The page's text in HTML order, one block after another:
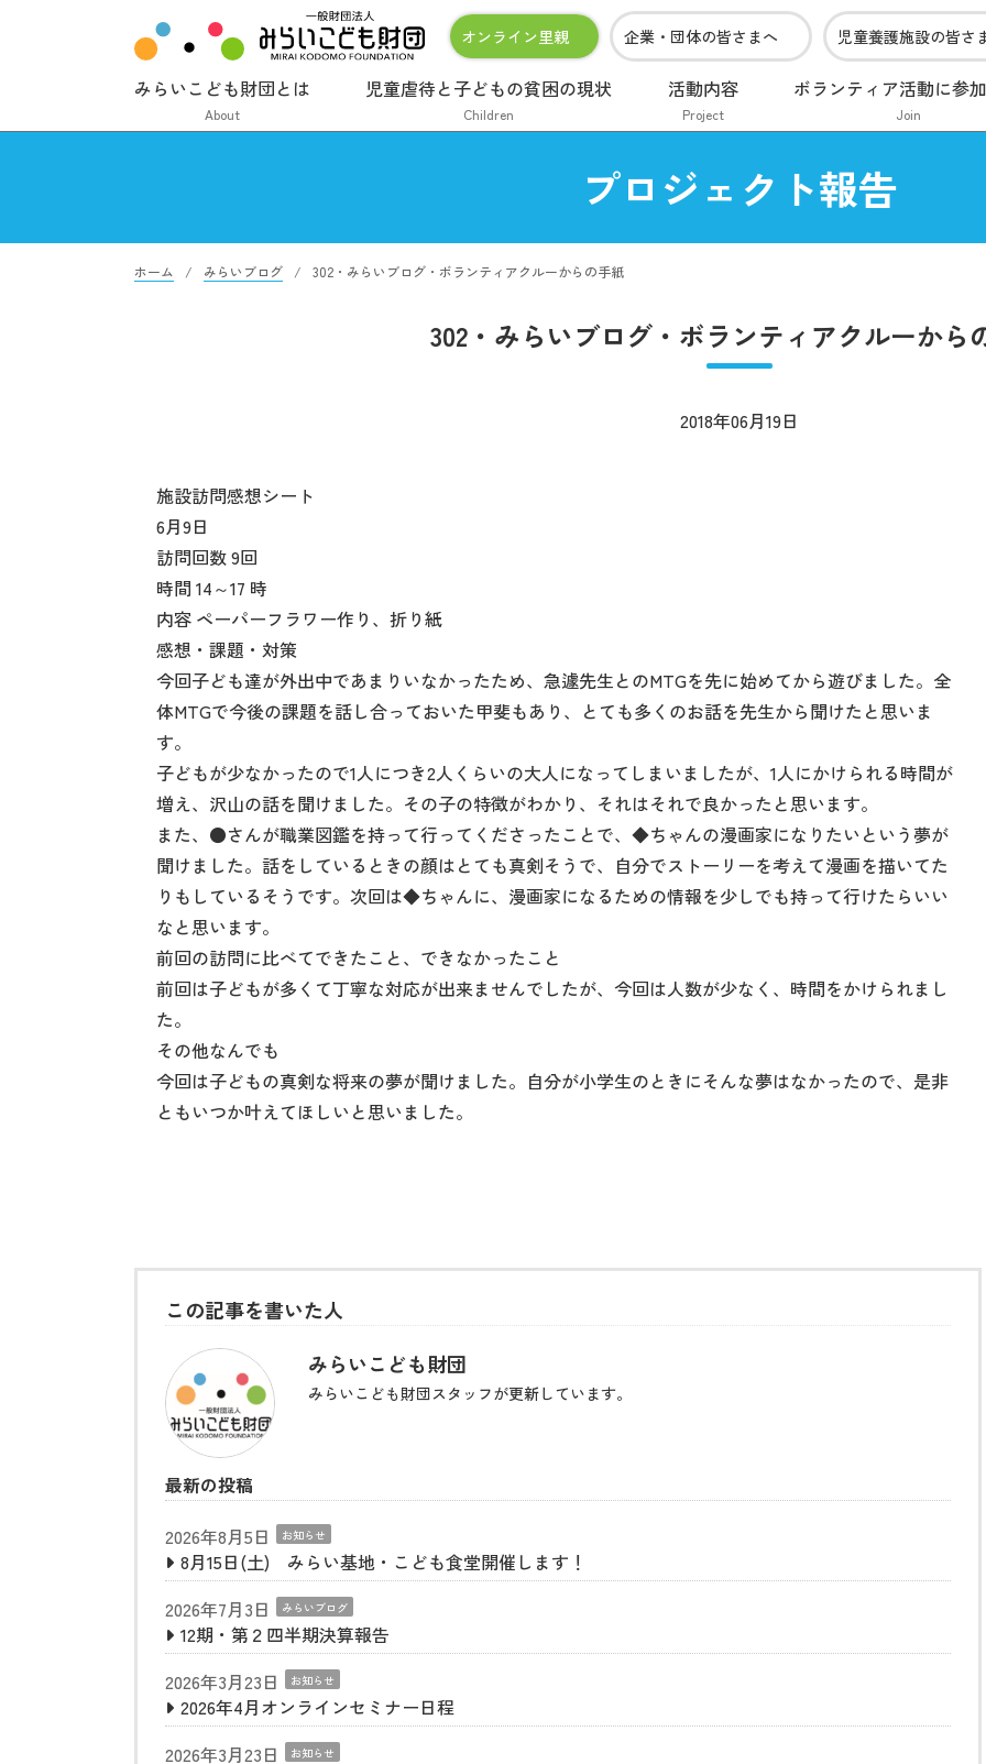
オンライン里親 企業・団体の皆さまへ 児童養護施設の皆さ
みらいこども財団とは
About
児童虐待と子どもの貧困の現状
Children
活動内容
Project
ボランティア活動に参
Join
プロジェクト報告
ホーム みらいブログ 302・みらいブログ・ボランティアクルーからの手紙
302・みらいブログ・ボランティアクルーから
2018年06月19日
施設訪問感想シート
6月9日
訪問回数 9回
時間 14～17 時
内容 ペーパーフラワー作り、折り紙
感想・課題・対策
今回子ども達が外出中であまりいなかったため、急遽先生とのMTGを先に始めてから遊びました。全
体MTGで今後の課題を話し合っておいた甲斐もあり、とても多くのお話を先生から聞けたと思いま
す。
子どもが少なかったので1人につき2人くらいの大人になってしまいましたが、1人にかけられる時間が
増え、沢山の話を聞けました。その子の特徴がわかり、それはそれで良かったと思います。
また、●さんが職業図鑑を持って行ってくださったことで、◆ちゃんの漫画家になりたいという夢が
聞けました。話をしているときの顔はとても真剣そうで、自分でストーリーを考えて漫画を描いてた
りもしているそうです。次回は◆ちゃんに、漫画家になるための情報を少しでも持って行けたらいい
なと思います。
前回の訪問に比べてできたこと、できなかったこと
前回は子どもが多くて丁寧な対応が出来ませんでしたが、今回は人数が少なく、時間をかけられまし
た。
その他なんでも
今回は子どもの真剣な将来の夢が聞けました。自分が小学生のときにそんな夢はなかったので、是非
ともいつか叶えてほしいと思いました。
この記事を書いた人
みらいこども財団
みらいこども財団スタッフが更新しています。
最新の投稿
2026年8月5日
お知らせ
8月15日(土) みらい基地・こども食堂開催します！
2026年7月3日
みらいブログ
12期・第２四半期決算報告
2026年3月23日
お知らせ
2026年4月オンラインセミナー日程
2026年3月23日
お知らせ